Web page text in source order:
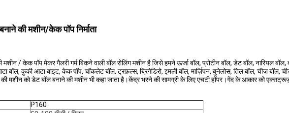
की मशीन/केक पॉप निर्माता
/ केक पॉप मेकर गैलरी गर्म बिकने वाली बॉल रोलिंग मशीन है जिसे हमने ऊर्जा बॉल, प्रोटीन बॉल, डेट बॉल, नारियल
बॉल, कुकी आटा बाइट, केक पॉप, चॉकलेट बॉल, ट्रफ़ल्स, ब्रिगेडिरो, इमली बॉल, मार्ज़िपन, बुनेलोस, तिल बॉल, चीज़
की मशीन को डेट बॉल बनाने की मशीन भी कहा जाता है।केंद्र भरने की सामग्री के लिए एचटी हॉपर।गेंद के आकार को
P160